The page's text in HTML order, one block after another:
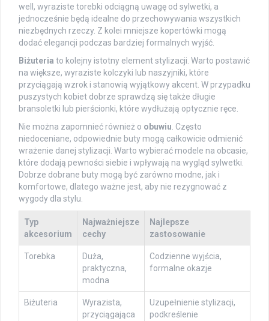
well, wyraziste torebki odciągną uwagę od sylwetki, a
jednocześnie będą idealne do przechowywania wszystkich
niezbędnych rzeczy. Z kolei mniejsze kopertówki mogą
dodać elegancji podczas bardziej formalnych wyjść.
Biżuteria to kolejny istotny element stylizacji. Warto postawić
na większe, wyraziste kolczyki lub naszyjniki, które
przyciągają wzrok i stanowią wyjątkowy akcent. W przypadku
puszystych kobiet dobrze sprawdzą się także długie
bransoletki lub pierścionki, które wydłużają optycznie ręce.
Nie można zapomnieć również o obuwiu. Często
niedoceniane, odpowiednie buty mogą całkowicie odmienić
wrażenie danej stylizacji. Warto wybierać modele na obcasie,
które dodają pewności siebie i wpływają na wygląd sylwetki.
Dobrze dobrane buty mogą być zarówno modne, jak i
komfortowe, dlatego ważne jest, aby nie rezygnować z
wygody dla stylu.
Typ
akcesorium
Najważniejsze
cechy
Najlepsze
zastosowanie
Torebka
Duża,
praktyczna,
modna
Codzienne wyjścia,
formalne okazje
Biżuteria
Wyrazista,
przyciągająca
Uzupełnienie stylizacji,
podkreślenie